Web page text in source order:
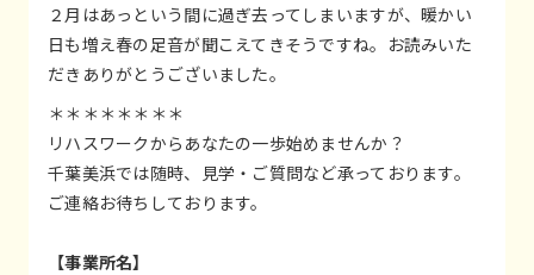
２月はあっという間に過ぎ去ってしまいますが、暖かい
日も増え春の足音が聞こえてきそうですね。お読みいた
だきありがとうございました。
＊＊＊＊＊＊＊＊
リハスワークからあなたの一歩始めませんか？
千葉美浜では随時、見学・ご質問など承っております。
ご連絡お待ちしております。
【事業所名】